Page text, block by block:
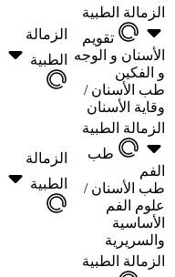
الزمالة الطبية
تقويم
الأسنان و الوجه
و الفكين
طب الأسنان /
وقاية الأسنان
الزمالة
الطبية
الزمالة الطبية
طب
الفم
طب الأسنان /
علوم الفم
الأساسية
والسريرية
الزمالة
الطبية
الزمالة الطبية